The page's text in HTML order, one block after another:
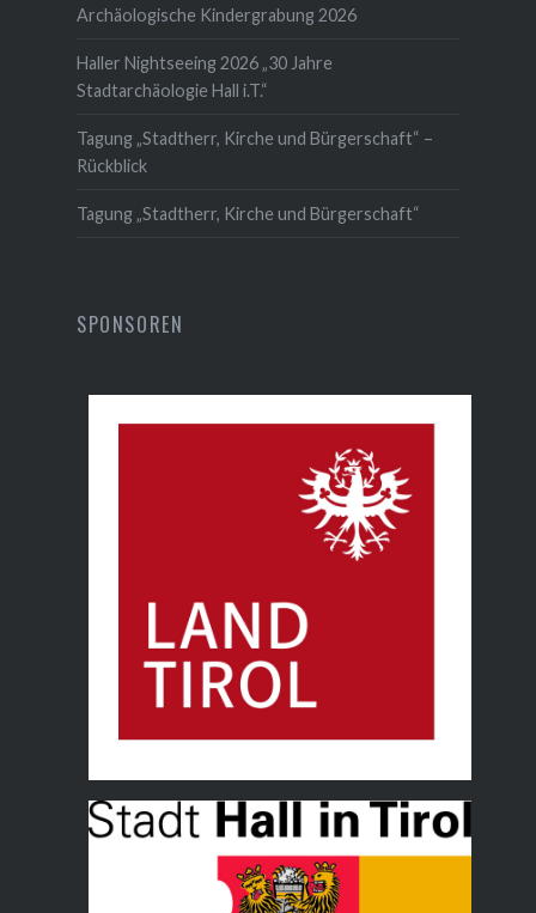
Archäologische Kindergrabung 2026
Haller Nightseeing 2026 „30 Jahre
Stadtarchäologie Hall i.T.“
Tagung „Stadtherr, Kirche und Bürgerschaft“ –
Rückblick
Tagung „Stadtherr, Kirche und Bürgerschaft“
SPONSOREN
Land Tirol